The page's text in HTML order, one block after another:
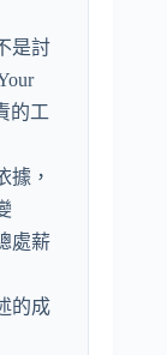
是討
的工
據，
處薪
的成